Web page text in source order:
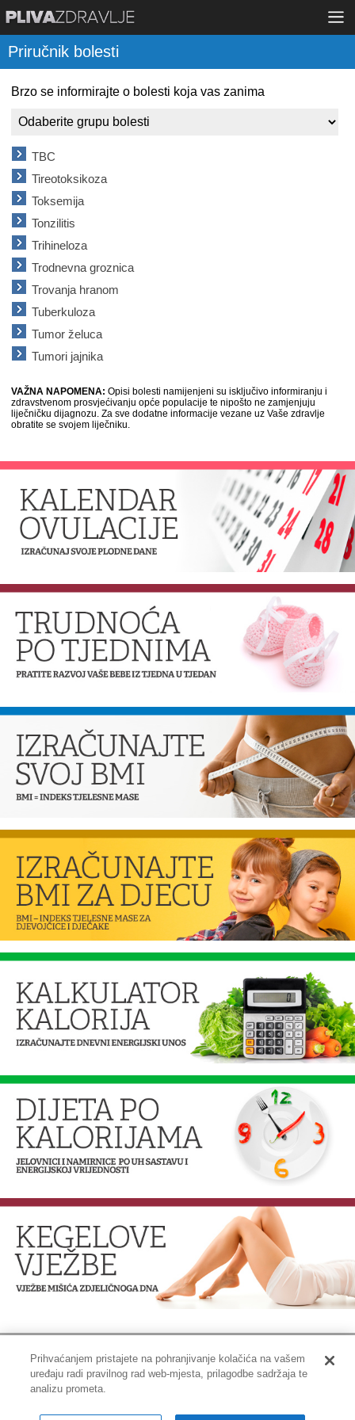
Priručnik bolesti
Brzo se informirajte o bolesti koja vas zanima
TBC
Tireotoksikoza
Toksemija
Tonzilitis
Trihineloza
Trodnevna groznica
Trovanja hranom
Tuberkuloza
Tumor želuca
Tumori jajnika
VAŽNA NAPOMENA: Opisi bolesti namijenjeni su isključivo informiranju i
zdravstvenom prosvjećivanju opće populacije te nipošto ne zamjenjuju
liječničku dijagnozu. Za sve dodatne informacije vezane uz Vaše zdravlje
obratite se svojem liječniku.
Impressum | Pravne informacije
Prihvaćanjem pristajete na pohranjivanje kolačića na vašem
uređaju radi pravilnog rad web-mjesta, prilagodbe sadržaja te
analizu prometa.